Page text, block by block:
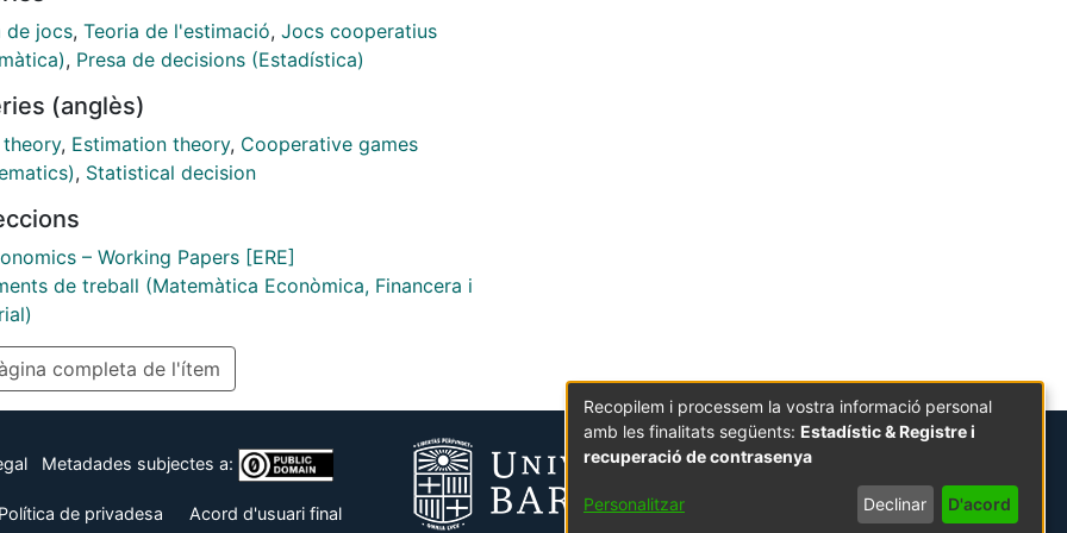
indices based on these kind of coalitions. We
methods based on the multilinear extension of the
study the distribution of power in the current
of Andalusia.
de jocs, Teoria de l'estimació, Jocs cooperatius
, Presa de decisions (Estadística)
(anglès)
theory, Estimation theory, Cooperative games
, Statistical decision
– Working Papers [ERE]
de treball (Matemàtica Econòmica, Financera i
completa de l'ítem
Metadades subjectes a:
Política de privadesa Acord d'usuari final
Recopilem i processem la vostra informació personal
amb les finalitats següents: Estadístic & Registre i
recuperació de contrasenya
Personalitzar Declinar D'acord